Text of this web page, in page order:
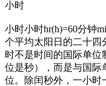
小时
小时小时hr(h)=60分钟
个平均太阳日的二十四
时不是时间的国际单
位是秒），而是与国际
位。除闰秒外，一小时